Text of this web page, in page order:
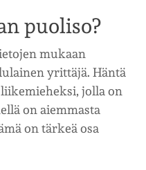
puoliso?
mukaan
yrittäjä. Häntä
jolla on
on aiemmasta
on tärkeä osa